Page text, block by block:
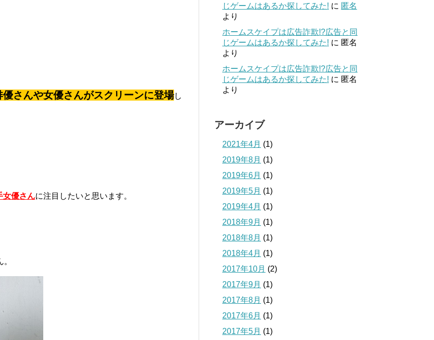
優さんや女優さんがスクリーンに登場し
女優さんに注目したいと思います。
。
じゲームはあるか探してみた! に 匿名
より
ホームスケイプは広告詐欺!?広告と同
じゲームはあるか探してみた! に 匿名
より
ホームスケイプは広告詐欺!?広告と同
じゲームはあるか探してみた! に 匿名
より
アーカイブ
2021年4月 (1)
2019年8月 (1)
2019年6月 (1)
2019年5月 (1)
2019年4月 (1)
2018年9月 (1)
2018年8月 (1)
2018年4月 (1)
2017年10月 (2)
2017年9月 (1)
2017年8月 (1)
2017年6月 (1)
2017年5月 (1)